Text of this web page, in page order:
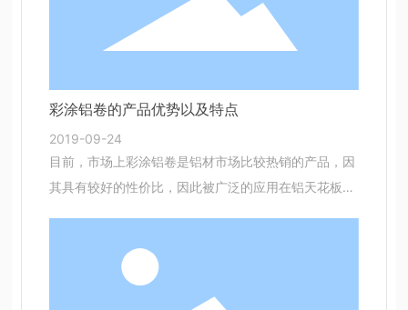
彩涂铝卷的产品优势以及特点
2019-09-24
目前，市场上彩涂铝卷是铝材市场比较热销的产品，因
其具有较好的性价比，因此被广泛的应用在铝天花板，